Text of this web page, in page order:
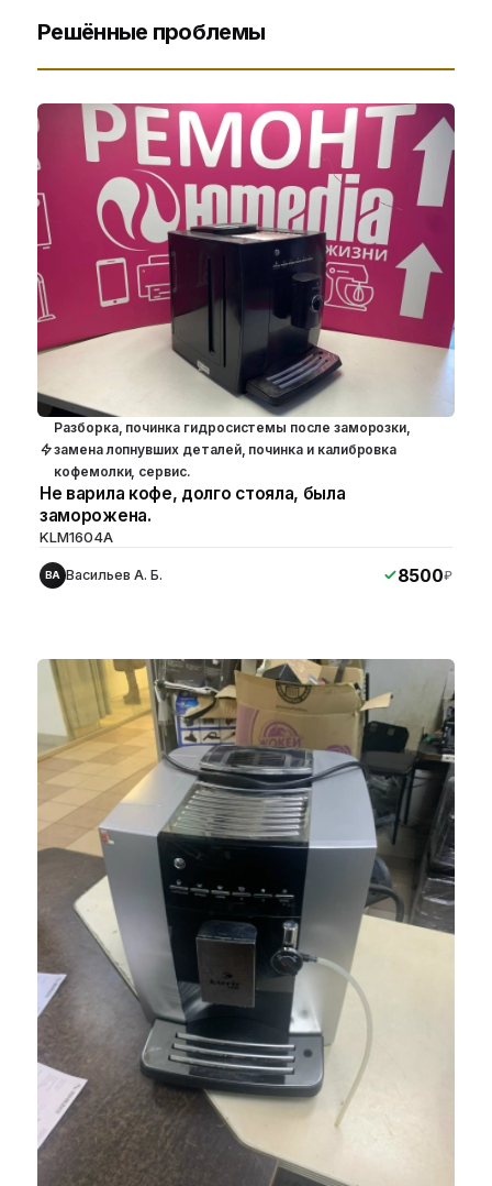
Решённые проблемы
Разборка, починка гидросистемы после заморозки,
замена лопнувших деталей, починка и калибровка
кофемолки, сервис.
Не варила кофе, долго стояла, была
заморожена.
KLM1604A
ВА Васильев А. Б. 8500₽